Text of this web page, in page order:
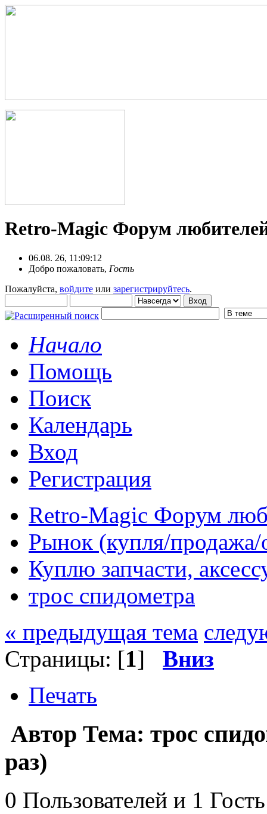
Retro-Magic Форум
06.08. 26, 11:09:12
Добро пожаловать, Гость
Пожалуйста, войдите или зарегистрируйтесь.
Начало
Помощь
Поиск
Календарь
Вход
Регистрация
Retro-Magic Форум
Рынок (купля/продажа/
Куплю запчасти,
трос спидометра
« предыдущая тема
Страницы: [1] Вниз
Печать
Автор Тема: трос
раз)
0 Пользователей и 1